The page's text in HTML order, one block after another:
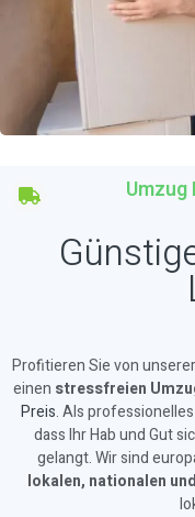
Profitieren Sie von
einen stressfreien
Preis. Als
dass Ihr Hab und Gut
gelangt. Wir sind
lokalen, nationalen